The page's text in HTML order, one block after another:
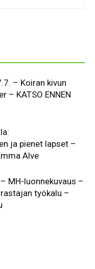
– Koiran kivun
– KATSO ENNEN
ja pienet lapset –
Alve
MH-luonnekuvaus –
työkalu –